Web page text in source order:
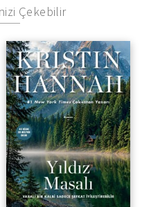
Çekebilir